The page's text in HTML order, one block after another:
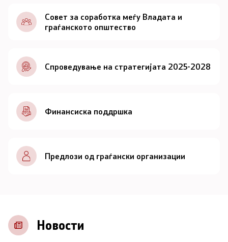
Документи
Совет
За советот
Документи
Записници и дневни редови од седниците на
Советот
Контакт
Совет за соработка меѓу Владата и
граѓанското општество
Спроведување на стратегијата 2025-2028
Финансиска поддршка
Предлози од граѓански организации
Новости